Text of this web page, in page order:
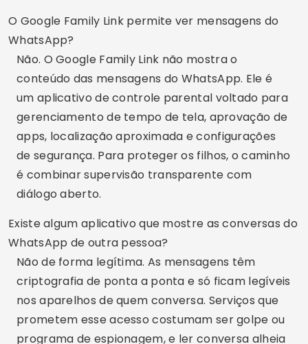
Posso bloquear o WhatsApp pelo Family Link?
Em muitos casos, é possível limitar ou bloquear o
uso de aplicativos específicos no dispositivo
supervisionado. Isso ajuda quando o WhatsApp
está sendo usado em excesso ou em horários
inadequados. Antes de bloquear, converse com
a criança e explique o motivo da regra.
O aplicativo ajuda a proteger crianças de contatos
perigosos?
Ajuda de forma indireta, porque permite
acompanhar o uso do celular, limitar apps,
gerenciar permissões e configurar filtros. Ele não
lê conversas nem substitui orientação. Os pais
devem ensinar os filhos a não conversarem com
desconhecidos, não compartilharem dados
pessoais e avisarem sempre que algo estranho
acontecer.